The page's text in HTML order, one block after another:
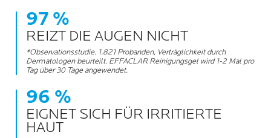
97 %
REIZT DIE AUGEN NICHT
*Observationsstudie. 1.821 Probanden, Verträglichkeit durch
Dermatologen beurteilt. EFFACLAR Reinigungsgel wird 1-2 Mal pro
Tag über 30 Tage angewendet.
96 %
EIGNET SICH FÜR IRRITIERTE
HAUT